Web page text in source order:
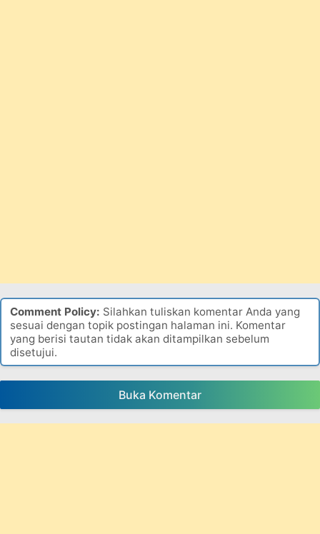
Comment Policy: Silahkan tuliskan komentar Anda yang
sesuai dengan topik postingan halaman ini. Komentar
yang berisi tautan tidak akan ditampilkan sebelum
disetujui.
Buka Komentar